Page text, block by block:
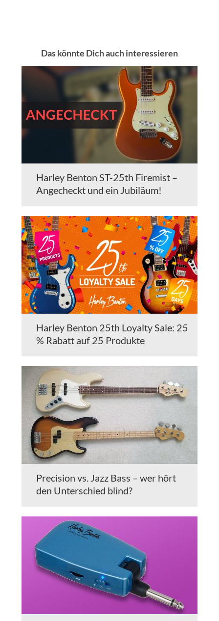
Das könnte Dich auch interessieren
Harley Benton ST-25th Firemist –
Angecheckt und ein Jubiläum!
Harley Benton 25th Loyalty Sale: 25
% Rabatt auf 25 Produkte
Precision vs. Jazz Bass – wer hört
den Unterschied blind?